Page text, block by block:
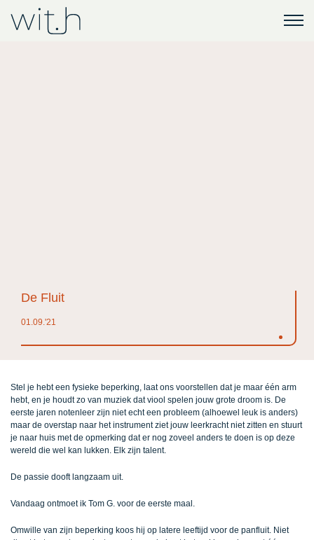
De Fluit
01.09.'21
Stel je hebt een fysieke beperking, laat ons voorstellen dat je maar één arm
hebt, en je houdt zo van muziek dat viool spelen jouw grote droom is. De
eerste jaren notenleer zijn niet echt een probleem (alhoewel leuk is anders)
maar de overstap naar het instrument ziet jouw leerkracht niet zitten en stuurt
je naar huis met de opmerking dat er nog zoveel anders te doen is op deze
wereld die wel kan lukken. Elk zijn talent.
De passie dooft langzaam uit.
Vandaag ontmoet ik Tom G. voor de eerste maal.
Omwille van zijn beperking koos hij op latere leeftijd voor de panfluit. Niet